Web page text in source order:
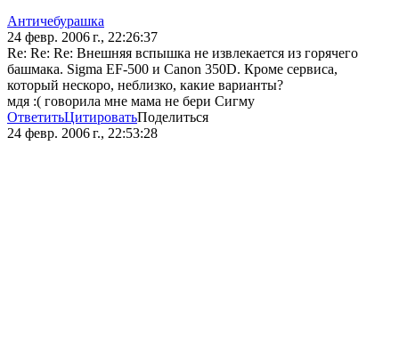
Античебурашка
24 февр. 2006 г., 22:26:37
Re: Re: Re: Внешняя вспышка не извлекается из горячего
башмака. Sigma EF-500 и Canon 350D. Кроме сервиса,
который нескоро, неблизко, какие варианты?
мдя :( говорила мне мама не бери Сигму
ОтветитьЦитироватьПоделиться
24 февр. 2006 г., 22:53:28